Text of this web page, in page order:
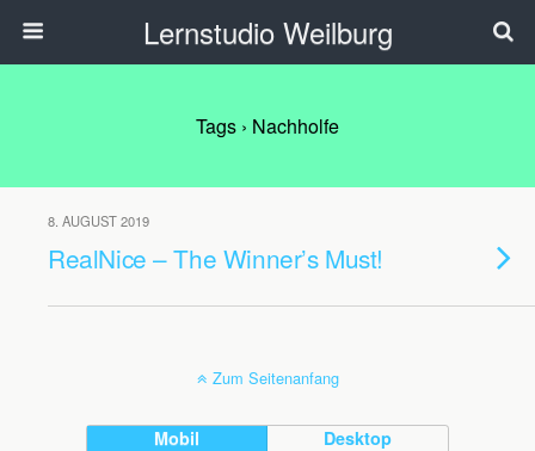
Lernstudio Weilburg
Tags › Nachholfe
8. AUGUST 2019
RealNice – The Winner’s Must!
Zum Seitenanfang
Mobil Desktop